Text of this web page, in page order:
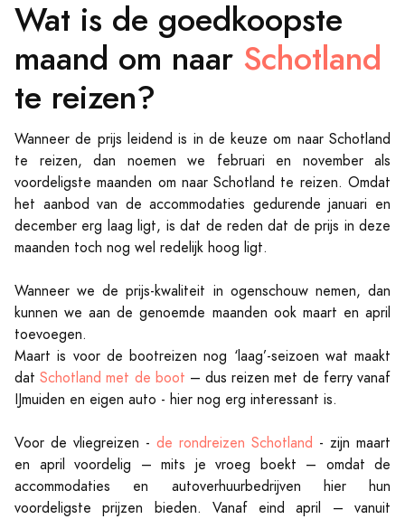
Wat is de goedkoopste
maand om naar Schotland
te reizen?
Wanneer de prijs leidend is in de keuze om naar Schotland
te reizen, dan noemen we februari en november als
voordeligste maanden om naar Schotland te reizen. Omdat
het aanbod van de accommodaties gedurende januari en
december erg laag ligt, is dat de reden dat de prijs in deze
maanden toch nog wel redelijk hoog ligt.
Wanneer we de prijs-kwaliteit in ogenschouw nemen, dan
kunnen we aan de genoemde maanden ook maart en april
toevoegen.
Maart is voor de bootreizen nog ‘laag’-seizoen wat maakt
datSchotland met de boot – dus reizen met de ferry vanaf
IJmuiden en eigen auto - hier nog erg interessant is.
Voor de vliegreizen - de rondreizen Schotland - zijn maart
en april voordelig – mits je vroeg boekt – omdat de
accommodaties en autoverhuurbedrijven hier hun
voordeligste prijzen bieden. Vanaf eind april – vanuit